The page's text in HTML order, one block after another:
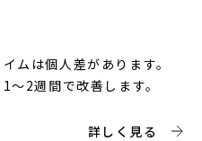
ムは個人差があります。
～2週間で改善します。
詳しく見る